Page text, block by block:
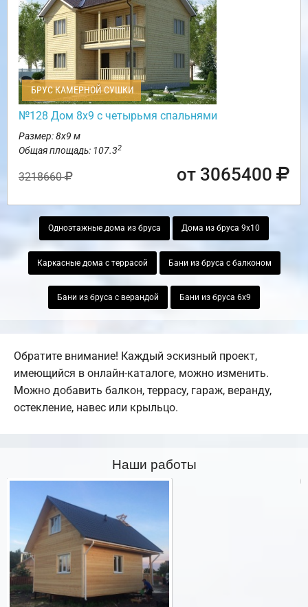
БРУС КАМЕРНОЙ СУШКИ
№128 Дом 8х9 с четырьмя спальнями
Размер: 8х9 м
Общая площадь: 107.32
3218660 от 3065400
Одноэтажные дома из бруса Дома из бруса 9х10
Каркасные дома с террасой Бани из бруса с балконом
Бани из бруса с верандой Бани из бруса 6х9
Обратите внимание! Каждый эскизный проект,
имеющийся в онлайн-каталоге, можно изменить.
Можно добавить балкон, террасу, гараж, веранду,
остекление, навес или крыльцо.
Наши работы